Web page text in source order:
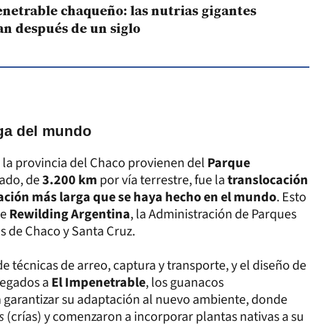
chaqueño: las nutrias gigantes
después de un siglo
del mundo
provincia del Chaco provienen delParque
de3.200 kmpor vía terrestre, fue latranslocación
más larga que se haya hecho en el mundo. Esto
Rewilding Argentina, la Administración de Parques
de Chaco y Santa Cruz.
técnicas de arreo, captura y transporte, y el diseño de
aEl Impenetrable, los guanacos
su adaptación al nuevo ambiente, donde
(crías) y comenzaron a incorporar plantas nativas a su